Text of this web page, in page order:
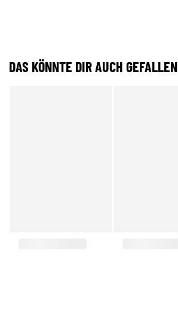
DAS KÖNNTE DIR AUCH GEFALLEN